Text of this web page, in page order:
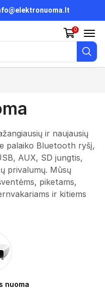
0
ir naujausių
palaiko Bluetooth ryšį,
AUX, SD jungtis,
privalumų. Mūsų
piketams,
ir kitiems
nuoma